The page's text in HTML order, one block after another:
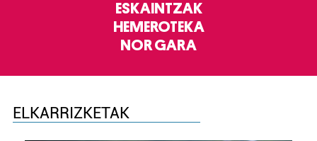
ESKAINTZAK
HEMEROTEKA
NOR GARA
ELKARRIZKETAK